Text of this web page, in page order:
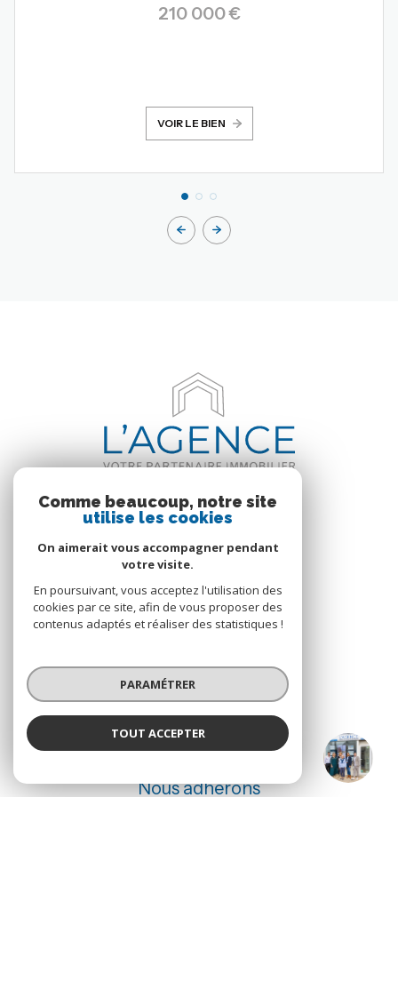
L'agence
210 000 €
VOIR LE BIEN
Espace propriétaire
SE CONNECTER
ADHÉRENTS
Nous adhérons
Comme beaucoup, notre site
utilise les cookies
On aimerait vous accompagner pendant
votre visite.
En poursuivant, vous acceptez l'utilisation des
cookies par ce site, afin de vous proposer des
contenus adaptés et réaliser des statistiques !
PARAMÉTRER
TOUT ACCEPTER